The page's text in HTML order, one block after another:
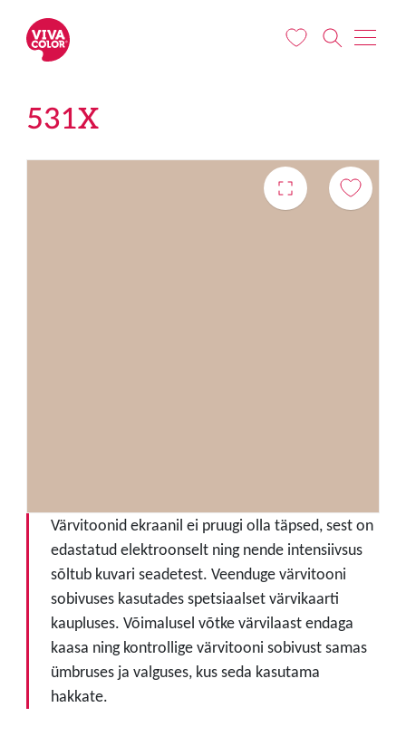
531X
Värvitoonid ekraanil ei pruugi olla täpsed, sest on
edastatud elektroonselt ning nende intensiivsus
sõltub kuvari seadetest. Veenduge värvitooni
sobivuses kasutades spetsiaalset värvikaarti
kaupluses. Võimalusel võtke värvilaast endaga
kaasa ning kontrollige värvitooni sobivust samas
ümbruses ja valguses, kus seda kasutama
hakkate.